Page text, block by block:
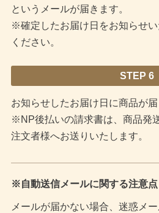
というメールが届きます。
※確定したお届け日をお知らせ
ください。
STEP 6
お知らせしたお届け日に商品が届
※NP後払いの請求書は、商品発
注文者様へお送りいたします。
※自動送信メールに関する注意点
メールが届かない場合、迷惑メ